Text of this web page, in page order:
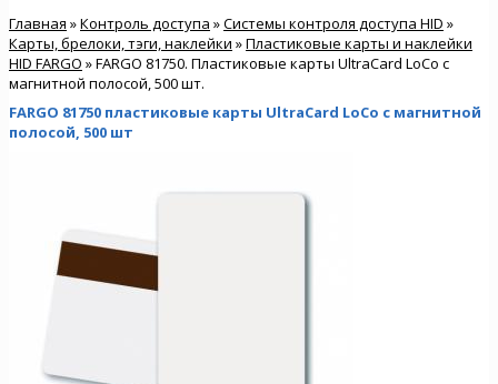
Главная »Контроль доступа »Системы контроля доступа HID »
Карты, брелоки, тэги, наклейки »Пластиковые карты и наклейки
HID FARGO » FARGO 81750. Пластиковые карты UltraCard LoCo с
магнитной полосой, 500 шт.
FARGO 81750 пластиковые карты UltraCard LoCo с магнитной
полосой, 500 шт